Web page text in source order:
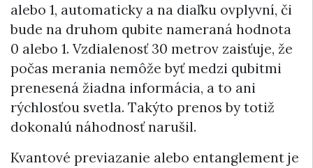
alebo 1, automaticky a na diaľku ovplyvní, či
bude na druhom qubite nameraná hodnota
0 alebo 1. Vzdialenosť 30 metrov zaisťuje, že
počas merania nemôže byť medzi qubitmi
prenesená žiadna informácia, a to ani
rýchlosťou svetla. Takýto prenos by totiž
dokonalú náhodnosť narušil.
Kvantové previazanie alebo entanglement je